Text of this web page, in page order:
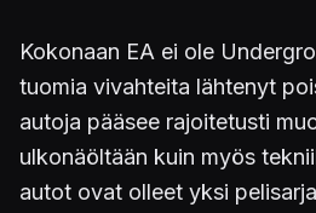
Kokonaan EA ei ole
tuomia vivahteita lähtenyt
autoja pääsee rajoitetusti
ulkonäöltään kuin myös
autot ovat olleet yksi